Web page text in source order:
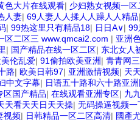
色大片在线观看| 少妇熟女视频一区
人妻| 69人妻人人揉人人躁人人精品
| 99热这里只有精品18| 日日A∨| 99
区二区三 www.qmcai2.com | 亚洲
| 国产精品在线一区二区| 东北女人
伦乱爱| 91偷拍欧美亚洲| 青青网
路| 欧美日韩97| 亚洲激情视频| 天
中文字幕| 日语五十路和六十路亚
区国产精品| 在线观看亚洲专区| 九
天看天天日天天操| 无码操逼视频一
视频| 日韩精品一区二区高清| 國產